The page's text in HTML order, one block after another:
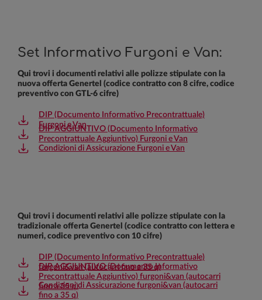
Set Informativo Furgoni e Van:
Qui trovi i documenti relativi alle polizze stipulate con la
nuova offerta Genertel (codice contratto con 8 cifre, codice
preventivo con GTL-6 cifre)
DIP (Documento Informativo Precontrattuale)
Furgoni e Van
DIP AGGIUNTIVO (Documento Informativo
Precontrattuale Aggiuntivo) Furgoni e Van
Condizioni di Assicurazione Furgoni e Van
Qui trovi i documenti relativi alle polizze stipulate con la
tradizionale offerta Genertel (codice contratto con lettera e
numeri, codice preventivo con 10 cifre)
DIP (Documento Informativo Precontrattuale)
furgoni&van (autocarri fino a 35 q)
DIP AGGIUNTIVO (Documento Informativo
Precontrattuale Aggiuntivo) furgoni&van (autocarri
fino a 35 q)
Condizioni di Assicurazione furgoni&van (autocarri
fino a 35 q)